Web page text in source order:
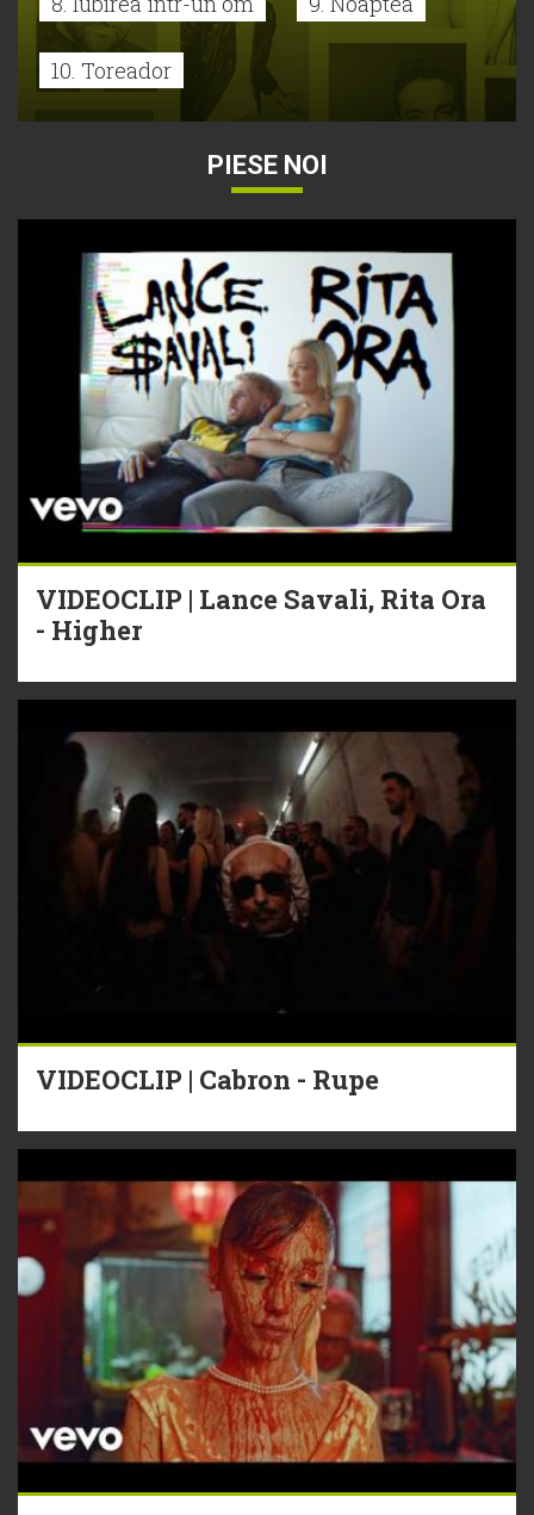
10. Toreador
PIESE NOI
VIDEOCLIP | Lance Savali, Rita Ora
- Higher
VIDEOCLIP | Cabron - Rupe